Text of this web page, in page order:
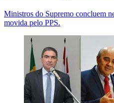
Ministros do Supremo concluem
movida pelo PPS.